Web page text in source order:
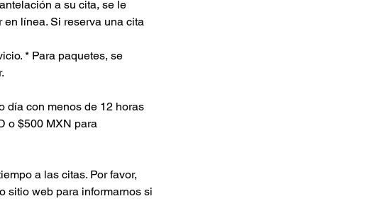
a su cita, se le
línea. Si reserva una cita
* Para paquetes, se
día con menos de 12 horas
o $500 MXN para
a las citas. Por favor,
sitio web para informarnos si